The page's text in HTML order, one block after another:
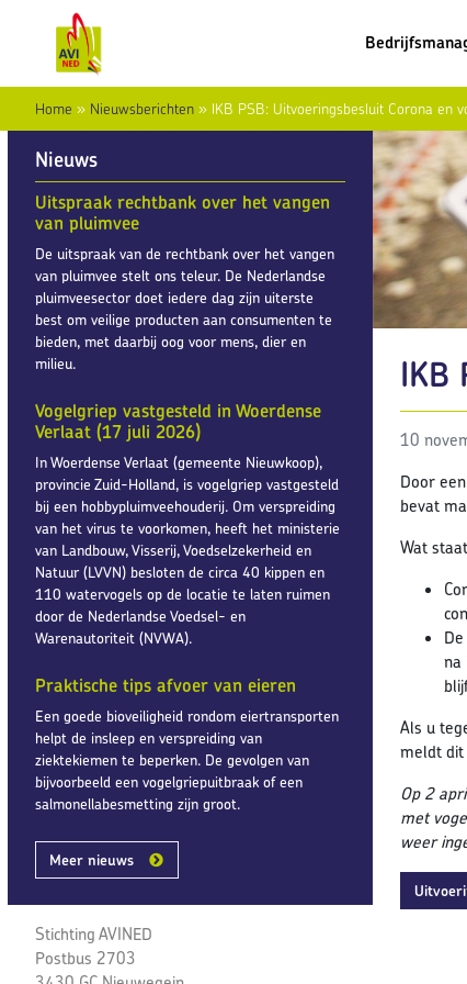
Home » Nieuwsberichten » IKB PSB: Uitvoeringsbesluit Corona en
Nieuws
Uitspraak rechtbank over het vangen
van pluimvee
De uitspraak van de rechtbank over het vangen
van pluimvee stelt ons teleur. De Nederlandse
pluimveesector doet iedere dag zijn uiterste
best om veilige producten aan consumenten te
bieden, met daarbij oog voor mens, dier en
milieu.
Vogelgriep vastgesteld in Woerdense
Verlaat (17 juli 2026)
In Woerdense Verlaat (gemeente Nieuwkoop),
provincie Zuid-Holland, is vogelgriep vastgesteld
bij een hobbypluimveehouderij. Om verspreiding
van het virus te voorkomen, heeft het ministerie
van Landbouw, Visserij, Voedselzekerheid en
Natuur (LVVN) besloten de circa 40 kippen en
110 watervogels op de locatie te laten ruimen
door de Nederlandse Voedsel- en
Warenautoriteit (NVWA).
Praktische tips afvoer van eieren
Een goede bioveiligheid rondom eiertransporten
helpt de insleep en verspreiding van
ziektekiemen te beperken. De gevolgen van
bijvoorbeeld een vogelgriepuitbraak of een
salmonellabesmetting zijn groot.
Meer nieuws
Stichting AVINED
Postbus 2703
IKB
10
Door
bevat
Wat
na
Als u
meldt dit
Op 2
met
weer